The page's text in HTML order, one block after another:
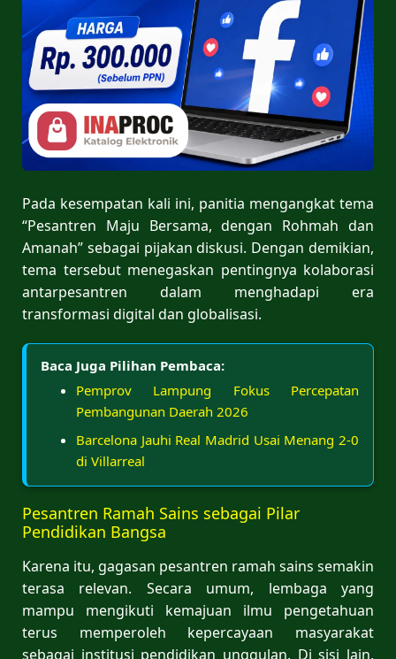
Pada kesempatan kali ini, panitia mengangkat tema
“Pesantren Maju Bersama, dengan Rohmah dan
Amanah” sebagai pijakan diskusi. Dengan demikian,
tema tersebut menegaskan pentingnya kolaborasi
antarpesantren dalam menghadapi era
transformasi digital dan globalisasi.
Baca Juga Pilihan Pembaca:
Pemprov Lampung Fokus Percepatan
Pembangunan Daerah 2026
Barcelona Jauhi Real Madrid Usai Menang 2-0
di Villarreal
Pesantren Ramah Sains sebagai Pilar
Pendidikan Bangsa
Karena itu, gagasan pesantren ramah sains semakin
terasa relevan. Secara umum, lembaga yang
mampu mengikuti kemajuan ilmu pengetahuan
terus memperoleh kepercayaan masyarakat
sebagai institusi pendidikan unggulan. Di sisi lain,